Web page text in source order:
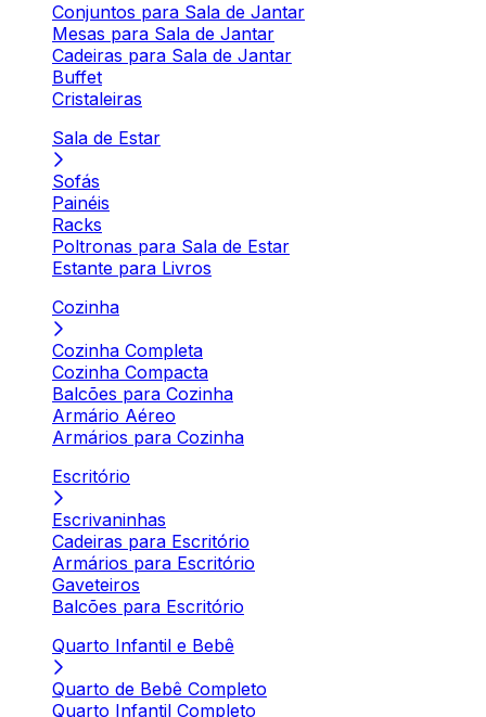
Conjuntos para Sala de Jantar
Mesas para Sala de Jantar
Cadeiras para Sala de Jantar
Buffet
Cristaleiras
Sala de Estar
Sofás
Painéis
Racks
Poltronas para Sala de Estar
Estante para Livros
Cozinha
Cozinha Completa
Cozinha Compacta
Balcões para Cozinha
Armário Aéreo
Armários para Cozinha
Escritório
Escrivaninhas
Cadeiras para Escritório
Armários para Escritório
Gaveteiros
Balcões para Escritório
Quarto Infantil e Bebê
Quarto de Bebê Completo
Quarto Infantil Completo